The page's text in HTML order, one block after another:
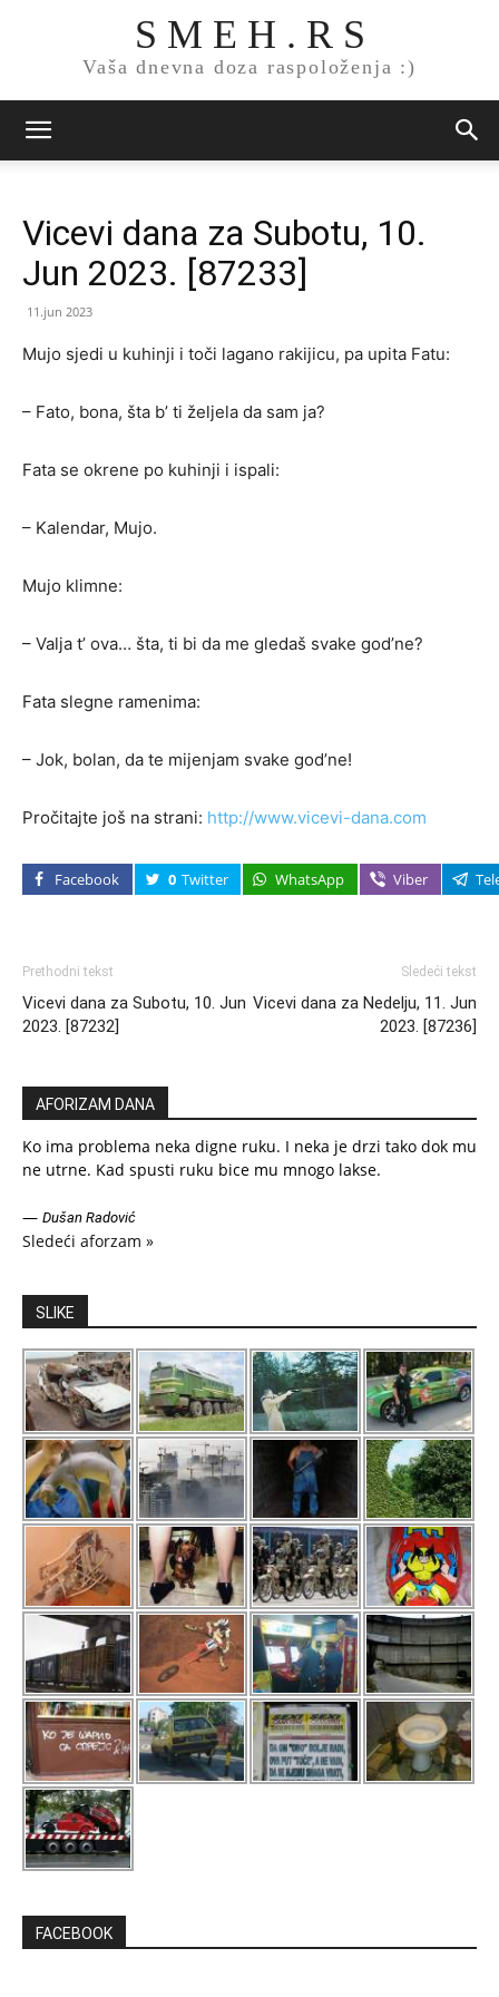
S M E H . R S
Vaša dnevna doza raspoloženja :)
Vicevi dana za Subotu, 10.
Jun 2023. [87233]
11.jun 2023
Mujo sjedi u kuhinji i toči lagano rakijicu, pa upita Fatu:
– Fato, bona, šta b’ ti željela da sam ja?
Fata se okrene po kuhinji i ispali:
– Kalendar, Mujo.
Mujo klimne:
– Valja t’ ova… šta, ti bi da me gledaš svake god’ne?
Fata slegne ramenima:
– Jok, bolan, da te mijenjam svake god’ne!
Pročitajte još na strani: http://www.vicevi-dana.com
Facebook 0 Twitter WhatsApp Viber
Prethodni tekst
Vicevi dana za Subotu, 10. Jun
2023. [87232]
Sledeći tekst
Vicevi dana za Nedelju, 11. Jun
2023. [87236]
AFORIZAM DANA
Ko ima problema neka digne ruku. I neka je drzi tako dok mu
ne utrne. Kad spusti ruku bice mu mnogo lakse.
— Dušan Radović
Sledeći aforzam »
SLIKE
FACEBOOK